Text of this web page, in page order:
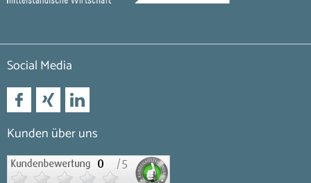
Social Media
Kunden über uns